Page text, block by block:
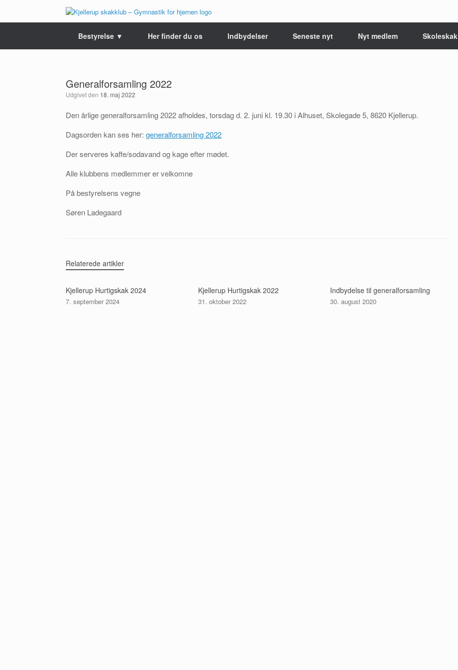
indhold
Bestyrelse ▼ Her finder du os Indbydelser Seneste nyt Nyt medlem Skoleskak
Generalforsamling 2022
Udgivet den 18. maj 2022
Den årlige generalforsamling 2022 afholdes, torsdag d. 2. juni kl. 19.30 i Alhuset, Skolegade 5, 8620 Kjellerup.
Dagsorden kan ses her: generalforsamling 2022
Der serveres kaffe/sodavand og kage efter mødet.
Alle klubbens medlemmer er velkomne
På bestyrelsens vegne
Søren Ladegaard
Relaterede artikler
Kjellerup Hurtigskak 2024
7. september 2024
Kjellerup Hurtigskak 2022
31. oktober 2022
Indbydelse til generalforsamling
30. august 2020